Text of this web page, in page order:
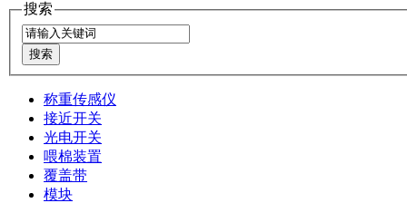
搜索
称重传感仪
接近开关
光电开关
喂棉装置
覆盖带
模块